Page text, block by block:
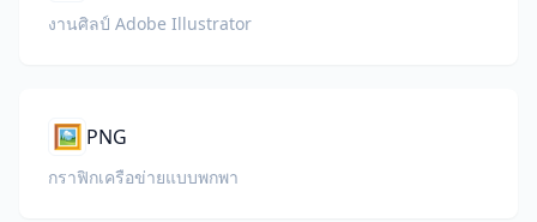
งานศิลป์ Adobe Illustrator
🖼️ PNG
กราฟิกเครือข่ายแบบพกพา